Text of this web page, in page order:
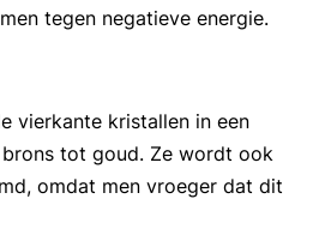
tegen negatieve energie.
vierkante kristallen in een
tot goud. Ze wordt ook
omdat men vroeger dat dit